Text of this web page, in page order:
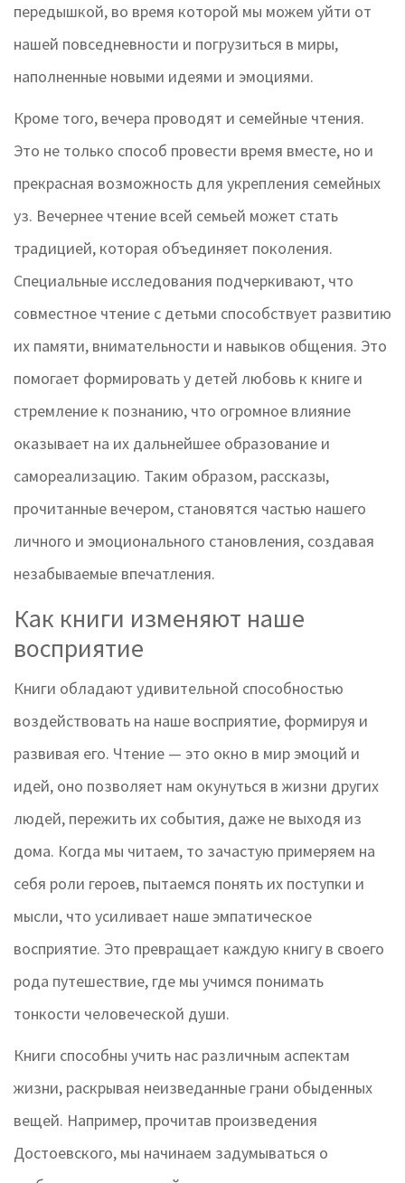
передышкой, во время которой мы можем уйти от
нашей повседневности и погрузиться в миры,
наполненные новыми идеями и эмоциями.
Кроме того, вечера проводят и семейные чтения.
Это не только способ провести время вместе, но и
прекрасная возможность для укрепления семейных
уз. Вечернее чтение всей семьей может стать
традицией, которая объединяет поколения.
Специальные исследования подчеркивают, что
совместное чтение с детьми способствует развитию
их памяти, внимательности и навыков общения. Это
помогает формировать у детей любовь к книге и
стремление к познанию, что огромное влияние
оказывает на их дальнейшее образование и
самореализацию. Таким образом, рассказы,
прочитанные вечером, становятся частью нашего
личного и эмоционального становления, создавая
незабываемые впечатления.
Как книги изменяют наше
восприятие
Книги обладают удивительной способностью
воздействовать на наше восприятие, формируя и
развивая его. Чтение — это окно в мир эмоций и
идей, оно позволяет нам окунуться в жизни других
людей, пережить их события, даже не выходя из
дома. Когда мы читаем, то зачастую примеряем на
себя роли героев, пытаемся понять их поступки и
мысли, что усиливает наше эмпатическое
восприятие. Это превращает каждую книгу в своего
рода путешествие, где мы учимся понимать
тонкости человеческой души.
Книги способны учить нас различным аспектам
жизни, раскрывая неизведанные грани обыденных
вещей. Например, прочитав произведения
Достоевского, мы начинаем задумываться о